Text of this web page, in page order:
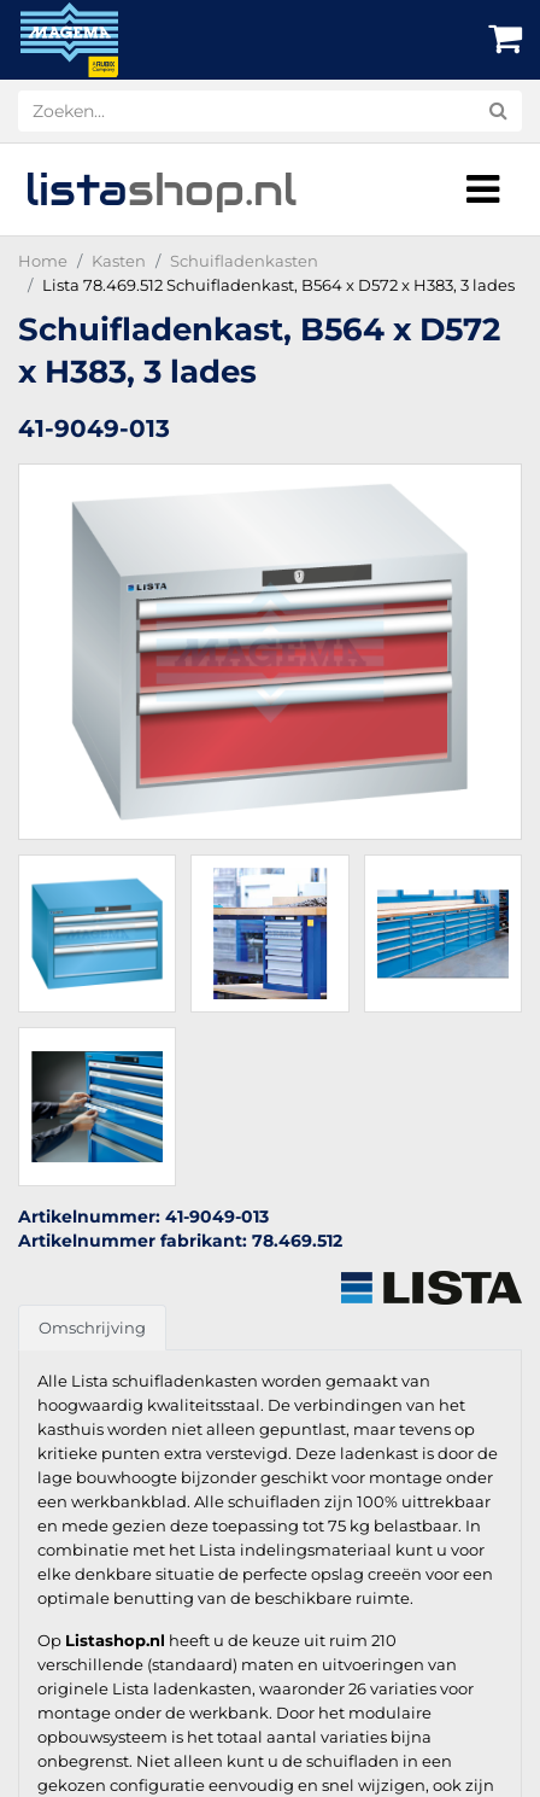
listashop.nl
Home Kasten
Schuifladenkasten
Lista 78.469.512 Schuifladenkast, B564 x D572 x H383, 3 lades
Schuifladenkast, B564 x D572
x H383, 3 lades
41-9049-013
Artikelnummer: 41-9049-013
Artikelnummer fabrikant: 78.469.512
Omschrijving
Alle Lista schuifladenkasten worden gemaakt van
hoogwaardig kwaliteitsstaal. De verbindingen van het
kasthuis worden niet alleen gepuntlast, maar tevens op
kritieke punten extra verstevigd. Deze ladenkast is door de
lage bouwhoogte bijzonder geschikt voor montage onder
een werkbankblad. Alle schuifladen zijn 100% uittrekbaar
en mede gezien deze toepassing tot 75 kg belastbaar. In
combinatie met het Lista indelingsmateriaal kunt u voor
elke denkbare situatie de perfecte opslag creeën voor een
optimale benutting van de beschikbare ruimte.
Op Listashop.nl heeft u de keuze uit ruim 210
verschillende (standaard) maten en uitvoeringen van
originele Lista ladenkasten, waaronder 26 variaties voor
montage onder de werkbank. Door het modulaire
opbouwsysteem is het totaal aantal variaties bijna
onbegrenst. Niet alleen kunt u de schuifladen in een
gekozen configuratie eenvoudig en snel wijzigen, ook zijn